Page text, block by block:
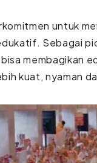
untuk
Sebagai
membagikan
kuat, nyaman